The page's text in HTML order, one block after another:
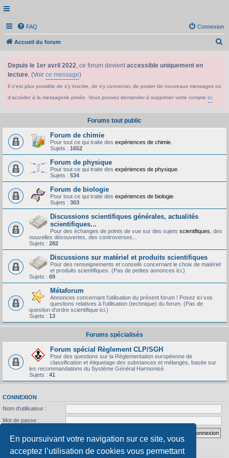
En poursuivant votre navigation sur ce site, vous
acceptez l’utilisation de cookies vous permettant
FAQ Connexion
Accueil du forum
h
Depuis le 1er avril 2022, ce forum devientaccessible uniquement en
lecture. (Voir ce message)
Il n'est plus possible de s'y inscrire, de s'y connecter, de poster de nouveaux messages ou
d'accéder à la messagerie privée. Vous pouvez demander à supprimer votre compte ici
Forums tout public
Forum de chimie
Pour tout ce qui traite des expériences de chimie
Sujets : 1652
Forum de physique
Pour tout ce qui traite des expériences de physique
Sujets : 534
Forum de biologie
Pour tout ce qui traite des expériences de biologie
Sujets : 303
Discussions scientifiques générales, actualités
scientifiques...
Pour des échanges de points de vue sur des sujets scientifiques , des
nouvelles découvertes, des controverses...
Sujets : 282
Discussions sur matériel et produits scientifiques
Pour des renseignements et conseils concernant le choix de matériel
et produits scientifiques. (Pas de petites annonces ici.)
Sujets : 69
Métaforum
Annonces concernant l'utilisation du présent forum ! Posez ici vos
questions relatives à l'utilisation (technique) du forum. (Pas de
question d'ordre scientifique ici.)
Sujets : 13
Forums spécialisés
Forum spécial Règlement CLP/SGH
Pour des questions sur la Réglementation européenne de
classification et étiquetage des substances et mélanges, basée sur
les recommandations du Système Général Harmonisé.
Sujets : 41
CONNEXION
Nom d’utilisateur :
Mot de passe :
STATISTIQUES